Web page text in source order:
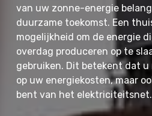
van uw zonne-energie
duurzame toekomst. Een
mogelijkheid om de energie
overdag produceren op te
gebruiken. Dit betekent dat u
op uw energiekosten, maar
bent van het elektriciteitsnet.